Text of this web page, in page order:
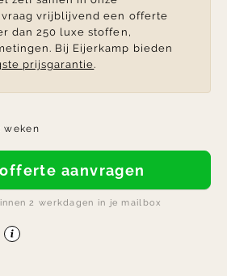
vrijblijvend een offerte
dan 250 luxe stoffen,
Bij Eijerkamp bieden
prijsgarantie.
weken
offerte aanvragen
2 werkdagen in je mailbox